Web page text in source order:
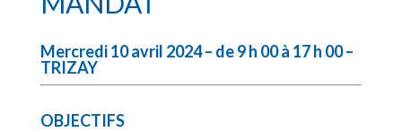
Mercredi 10 avril 2024 – de 9 h 00 à 17 h 00 –
TRIZAY
OBJECTIFS